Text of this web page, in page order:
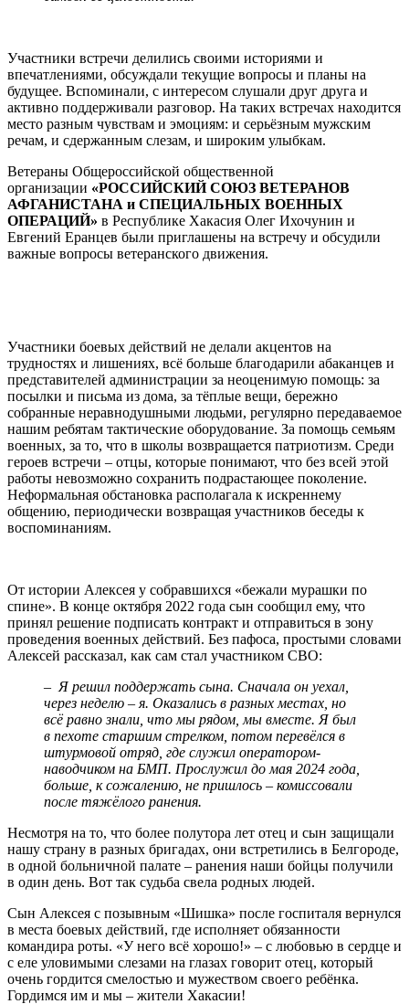
Участники встречи делились своими историями и
впечатлениями, обсуждали текущие вопросы и планы на
будущее. Вспоминали, с интересом слушали друг друга и
активно поддерживали разговор. На таких встречах находится
место разным чувствам и эмоциям: и серьёзным мужским
речам, и сдержанным слезам, и широким улыбкам.
Ветераны Общероссийской общественной
организации «РОССИЙСКИЙ СОЮЗ ВЕТЕРАНОВ
АФГАНИСТАНА и СПЕЦИАЛЬНЫХ ВОЕННЫХ
ОПЕРАЦИЙ» в Республике Хакасия Олег Ихочунин и
Евгений Еранцев были приглашены на встречу и обсудили
важные вопросы ветеранского движения.
Участники боевых действий не делали акцентов на
трудностях и лишениях, всё больше благодарили абаканцев и
представителей администрации за неоценимую помощь: за
посылки и письма из дома, за тёплые вещи, бережно
собранные неравнодушными людьми, регулярно передаваемое
нашим ребятам тактические оборудование. За помощь семьям
военных, за то, что в школы возвращается патриотизм. Среди
героев встречи – отцы, которые понимают, что без всей этой
работы невозможно сохранить подрастающее поколение.
Неформальная обстановка располагала к искреннему
общению, периодически возвращая участников беседы к
воспоминаниям.
От истории Алексея у собравшихся «бежали мурашки по
спине». В конце октября 2022 года сын сообщил ему, что
принял решение подписать контракт и отправиться в зону
проведения военных действий. Без пафоса, простыми словами
Алексей рассказал, как сам стал участником СВО:
– Я решил поддержать сына. Сначала он уехал,
через неделю – я. Оказались в разных местах, но
всё равно знали, что мы рядом, мы вместе. Я был
в пехоте старшим стрелком, потом перевёлся в
штурмовой отряд, где служил оператором-
наводчиком на БМП. Прослужил до мая 2024 года,
больше, к сожалению, не пришлось – комиссовали
после тяжёлого ранения.
Несмотря на то, что более полутора лет отец и сын защищали
нашу страну в разных бригадах, они встретились в Белгороде,
в одной больничной палате – ранения наши бойцы получили
в один день. Вот так судьба свела родных людей.
Сын Алексея с позывным «Шишка» после госпиталя вернулся
в места боевых действий, где исполняет обязанности
командира роты. «У него всё хорошо!» – с любовью в сердце и
с еле уловимыми слезами на глазах говорит отец, который
очень гордится смелостью и мужеством своего ребёнка.
Гордимся им и мы – жители Хакасии!